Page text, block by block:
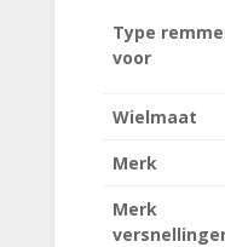
Type
voor
Wielmaat
Merk
Merk